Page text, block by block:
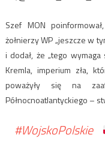
Szef MON
żołnierzy WP „jeszcze w
i dodał, że „tego
Kremla, imperium zła,
poważyły się na
Północnoatlantyckiego –
#WojskoPolskie